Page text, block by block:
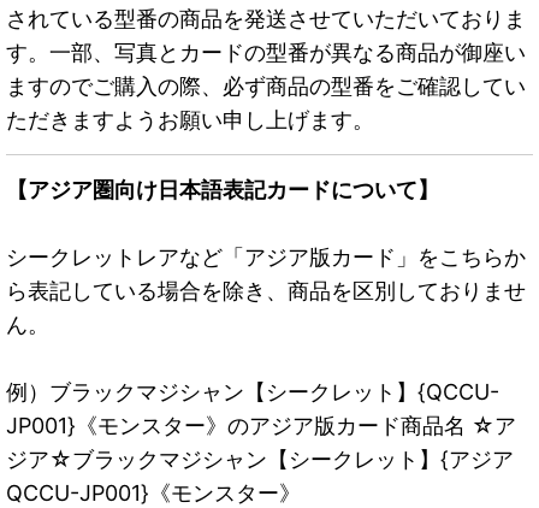
されている型番の商品を発送させていただいておりま
す。一部、写真とカードの型番が異なる商品が御座い
ますのでご購入の際、必ず商品の型番をご確認してい
ただきますようお願い申し上げます。
【アジア圏向け日本語表記カードについて】
シークレットレアなど「アジア版カード」をこちらか
ら表記している場合を除き、商品を区別しておりませ
ん。
例）ブラックマジシャン【シークレット】{QCCU-
JP001}《モンスター》のアジア版カード商品名 ☆ア
ジア☆ブラックマジシャン【シークレット】{アジア
QCCU-JP001}《モンスター》